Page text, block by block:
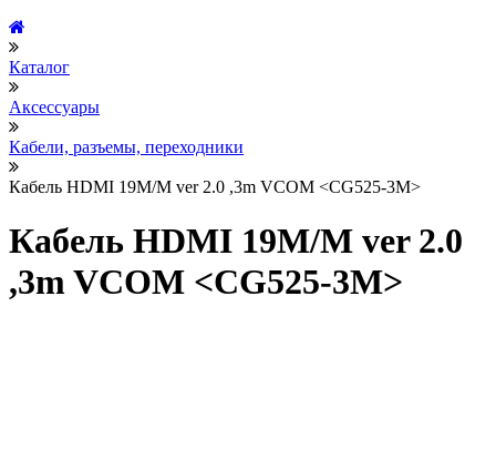
Каталог
Аксессуары
Кабели, разъемы, переходники
Кабель HDMI 19M/M ver 2.0 ,3m VCOM <CG525-3M>
Кабель HDMI 19M/M ver 2.0
,3m VCOM <CG525-3M>